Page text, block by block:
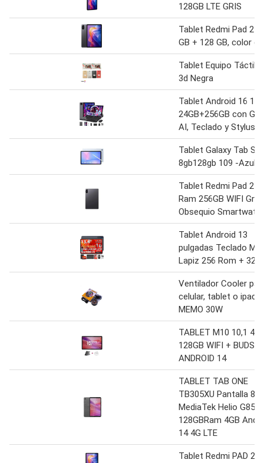
128GB LTE GRIS
Tablet Redmi Pad 2
GB + 128 GB, color
Tablet Equipo Táctil
3d Negra
Tablet Android 16 11
24GB+256GB con
AI, Teclado y Stylus
Tablet Galaxy Tab
8gb128gb 109 -Azul
Tablet Redmi Pad 2
Ram 256GB WIFI Gris
Obsequio
Tablet Android 13
pulgadas Teclado
Lapiz 256 Rom + 32
Ventilador Cooler
celular, tablet o ipad
MEMO 30W
TABLET M10 10,1
128GB WIFI + BUDS
ANDROID 14
TABLET TAB ONE
TB305XU Pantalla 8.7
MediaTek Helio G85
128GBRam 4GB
14 4G LTE
Tablet Redmi PAD 2